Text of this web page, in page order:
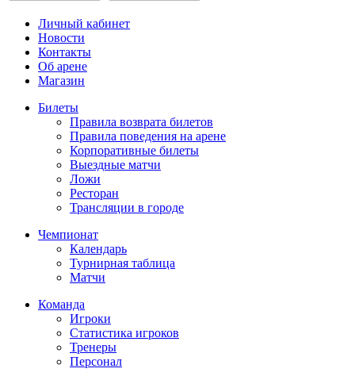
Личный кабинет
Новости
Контакты
Об арене
Магазин
Билеты
Правила возврата билетов
Правила поведения на арене
Корпоративные билеты
Выездные матчи
Ложи
Ресторан
Трансляции в городе
Чемпионат
Календарь
Турнирная таблица
Матчи
Команда
Игроки
Статистика игроков
Тренеры
Персонал